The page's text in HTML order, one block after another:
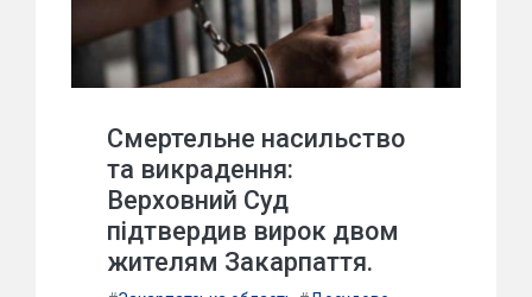
Смертельне насильство
та викрадення:
Верховний Суд
підтвердив вирок двом
жителям Закарпаття.